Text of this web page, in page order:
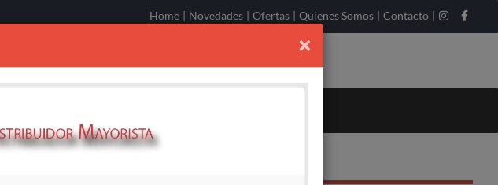
Home | Novedades | Ofertas | Quienes Somos | Contacto |
×